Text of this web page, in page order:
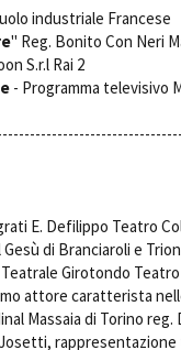
industriale Francese
" Reg. Bonito Con Neri
S.r.l Rai 2
- Programma televisivo
E. Defilippo Teatro
di Branciaroli e
Girotondo Teatro
attore caratterista
Massaia di Torino reg.
rappresentazione